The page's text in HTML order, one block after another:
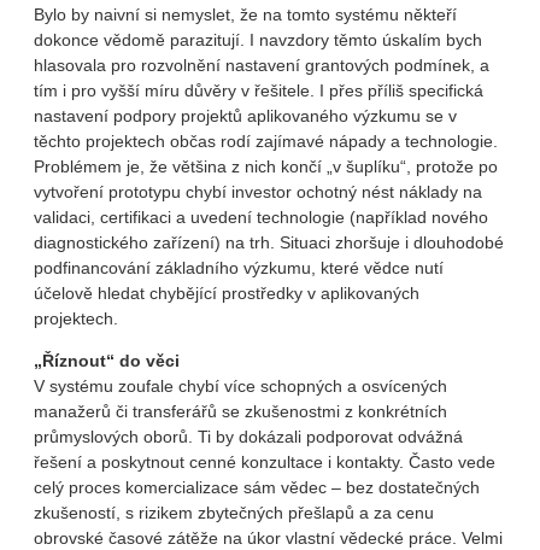
Bylo by naivní si nemyslet, že na tomto systému někteří
dokonce vědomě parazitují. I navzdory těmto úskalím bych
hlasovala pro rozvolnění nastavení grantových podmínek, a
tím i pro vyšší míru důvěry v řešitele. I přes příliš specifická
nastavení podpory projektů aplikovaného výzkumu se v
těchto projektech občas rodí zajímavé nápady a technologie.
Problémem je, že většina z nich končí „v šuplíku“, protože po
vytvoření prototypu chybí investor ochotný nést náklady na
validaci, certifikaci a uvedení technologie (například nového
diagnostického zařízení) na trh. Situaci zhoršuje i dlouhodobé
podfinancování základního výzkumu, které vědce nutí
účelově hledat chybějící prostředky v aplikovaných
projektech.
„Říznout“ do věci
V systému zoufale chybí více schopných a osvícených
manažerů či transferářů se zkušenostmi z konkrétních
průmyslových oborů. Ti by dokázali podporovat odvážná
řešení a poskytnout cenné konzultace i kontakty. Často vede
celý proces komercializace sám vědec – bez dostatečných
zkušeností, s rizikem zbytečných přešlapů a za cenu
obrovské časové zátěže na úkor vlastní vědecké práce. Velmi